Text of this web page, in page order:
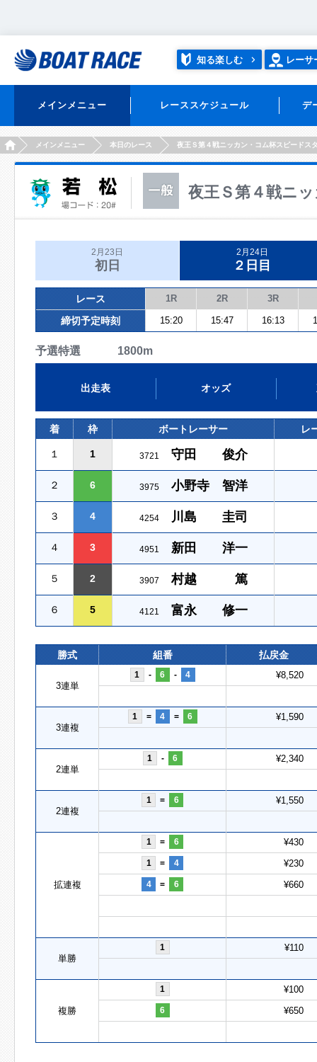
知る楽しむ レーサ
メインメニュー レーススケジュール デ
HOMEメインメニュー 本日のレース 夜王Ｓ第４戦ニッカン・コム杯スピードス
夜王Ｓ第４戦ニ
2月23日
初日
2月24日
２日目
レース 1R 2R 3R
締切予定時刻 15:20 15:47 16:13
予選特選 1800m
出走表 オッズ
着 枠 ボートレーサー レ
１ 1 3721 守田 俊介
２ 6 3975 小野寺 智洋
３ 4 4254 川島 圭司
４ 3 4951 新田 洋一
５ 2 3907 村越 篤
６ 5 4121 富永 修一
勝式 組番 払戻金
3連単
1 - 6 - 4 ¥8,520
3連複
1 = 4 = 6 ¥1,590
2連単
1 - 6 ¥2,340
2連複
1 = 6 ¥1,550
拡連複
1 = 6 ¥430
1 = 4 ¥230
4 = 6 ¥660
単勝
1 ¥110
複勝
1 ¥100
6 ¥650